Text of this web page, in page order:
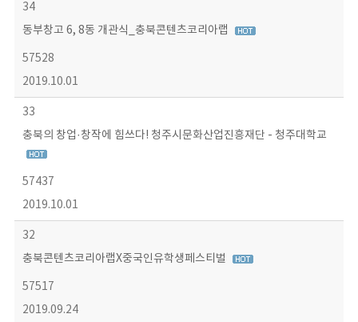
34
동부창고 6, 8동 개관식_충북콘텐츠코리아랩
57528
2019.10.01
33
충북의 창업·창작에 힘쓰다! 청주시문화산업진흥재단 - 청주대학교
57437
2019.10.01
32
충북콘텐츠코리아랩X중국인유학생페스티벌
57517
2019.09.24